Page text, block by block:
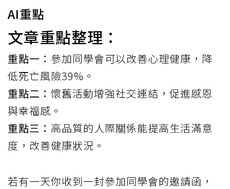
AI重點
文章重點整理：
重點一： 參加同學會可以改善心理健康，降
低死亡風險39%。
重點二： 懷舊活動增強社交連結，促進感恩
與幸福感。
重點三： 高品質的人際關係能提高生活滿意
度，改善健康狀況。
若有一天你收到一封參加同學會的邀請函，